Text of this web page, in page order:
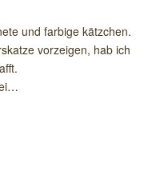
und farbige kätzchen.
vorzeigen, hab ich